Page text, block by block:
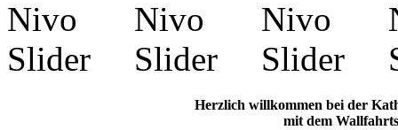
Herzlich willkommen bei der
mit dem